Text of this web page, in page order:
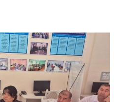
К
ПРОЦЕССУ
УНИВЕРСИТЕТЕ